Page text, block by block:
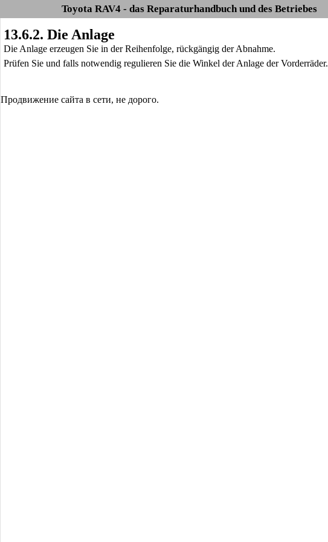
Toyota RAV4 - das Reparaturhandbuch und des Betriebes
13.6.2. Die Anlage
Die Anlage erzeugen Sie in der Reihenfolge, rückgängig der Abnahme.
Prüfen Sie und falls notwendig regulieren Sie die Winkel der Anlage der Vorderräder.
Продвижение сайта в сети, не дорого.